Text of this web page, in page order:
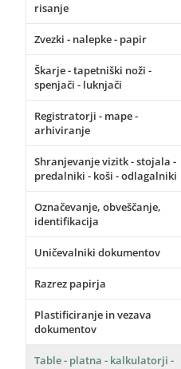
risanje
Zvezki - nalepke - papir
Škarje - tapetniški noži -
spenjači - luknjači
Registratorji - mape -
arhiviranje
Shranjevanje vizitk - stojala -
predalniki - koši - odlagalniki
Označevanje, obveščanje,
identifikacija
Uničevalniki dokumentov
Razrez papirja
Plastificiranje in vezava
dokumentov
Table - platna - kalkulatorji -